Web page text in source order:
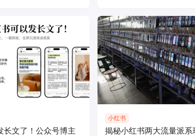
长文了！公众号博主
小红书
揭秘小红书两大流量派系